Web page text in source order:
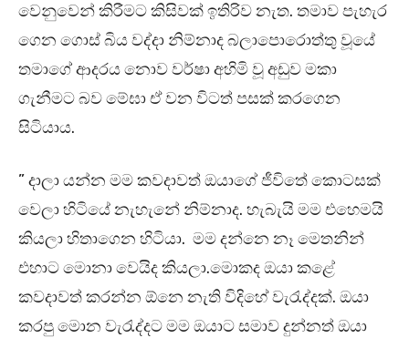
වෙනුවෙන් කිරීමට කිසිවක් ඉතිරිව නැත. තමාව පැහැර
ගෙන ගොස් බිය වද්දා නිම්නාද බලාපොරොත්තු වූයේ
තමාගේ ආදරය නොව වර්ෂා අහිමි වූ අඩුව මකා
ගැනීමට බව මේඝා ඒ වන විටත් පසක් කරගෙන
සිටියාය.
” දාලා යන්න මම කවදාවත් ඔයාගේ ජීවිතේ කොටසක්
වෙලා හිටියේ නැහැනේ නිම්නාද. හැබැයි මම එහෙමයි
කියලා හිතාගෙන හිටියා. මම දන්නෙ නෑ මෙතනින්
එහාට මොනා වෙයිද කියලා.මොකද ඔයා කළේ
කවදාවත් කරන්න ඕනෙ නැති විදිහේ වැරැද්දක්. ඔයා
කරපු මොන වැරැද්දට මම ඔයාට සමාව දුන්නත් ඔයා